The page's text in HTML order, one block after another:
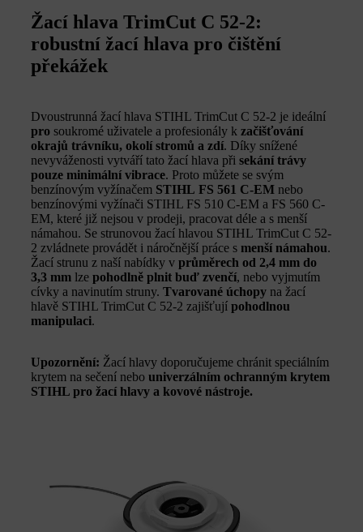
Žací hlava TrimCut C 52-2:
robustní žací hlava pro čištění
překážek
Dvoustrunná žací hlava STIHL TrimCut C 52-2 je ideální
pro soukromé uživatele a profesionály k začišťování
okrajů trávníku, okolí stromů a zdí. Díky snížené
nevyváženosti vytváří tato žací hlava při sekání trávy
pouze minimální vibrace. Proto můžete se svým
benzínovým vyžínačem STIHL FS 561 C-EM nebo
benzínovými vyžínači STIHL FS 510 C-EM a FS 560 C-
EM, které již nejsou v prodeji, pracovat déle a s menší
námahou. Se strunovou žací hlavou STIHL TrimCut C 52-
2 zvládnete provádět i náročnější práce s menší námahou.
Žací strunu z naší nabídky v průměrech od 2,4 mm do
3,3 mm lze pohodlně plnit buď zvenčí, nebo vyjmutím
cívky a navinutím struny. Tvarované úchopy na žací
hlavě STIHL TrimCut C 52-2 zajišťují pohodlnou
manipulaci.
Upozornění: Žací hlavy doporučujeme chránit speciálním
krytem na sečení nebo univerzálním ochranným krytem
STIHL pro žací hlavy a kovové nástroje.